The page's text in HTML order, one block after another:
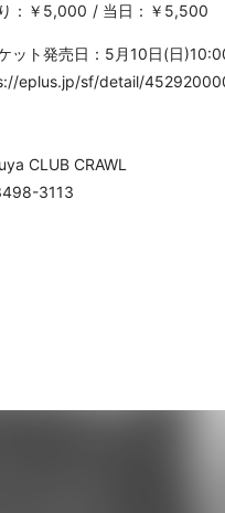
：￥5,000 当日：￥5,500
ケット発売日：5月10日(日
eplus.jp/sf/detail/
CLUB CRAWL
3113